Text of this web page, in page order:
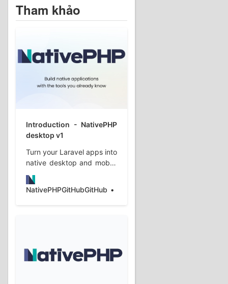
Tham khảo
Introduction - NativePHP
desktop v1
Turn your Laravel apps into
native desktop and mobile
apps
NativePHPGitHubGitHub